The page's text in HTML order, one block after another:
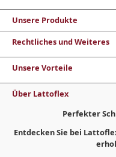
Unsere Produkte
Rechtliches und Weiteres
Unsere Vorteile
Über Lattoflex
Perfekter
Entdecken Sie bei